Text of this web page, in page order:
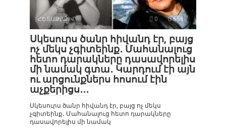
ՀԵՏԱՔՐՔԻՐ 0 658
Սկեսուրս ծանր հիվանդ էր, բայց
ոչ մեկս չգիտեինք․ Մահանալուց
հետո դարակները դասավորելիս
մի նամակ գտա․ Կարդում էի այն
ու արցունքներս հոսում էին
աչքերիցս․․․
Սկեսուրս ծանր հիվանդ էր, բայց ոչ մեկս
չգիտեինք․ Մահանալուց հետո դարակները
դասավորելիս մի նամակ